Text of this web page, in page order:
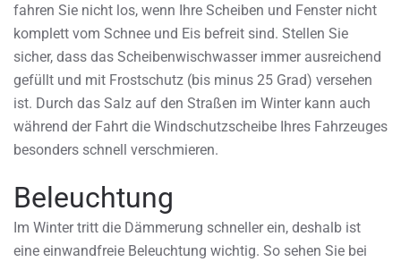
fahren Sie nicht los, wenn Ihre Scheiben und Fenster nicht
komplett vom Schnee und Eis befreit sind. Stellen Sie
sicher, dass das Scheibenwischwasser immer ausreichend
gefüllt und mit Frostschutz (bis minus 25 Grad) versehen
ist. Durch das Salz auf den Straßen im Winter kann auch
während der Fahrt die Windschutzscheibe Ihres Fahrzeuges
besonders schnell verschmieren.
Beleuchtung
Im Winter tritt die Dämmerung schneller ein, deshalb ist
eine einwandfreie Beleuchtung wichtig. So sehen Sie bei